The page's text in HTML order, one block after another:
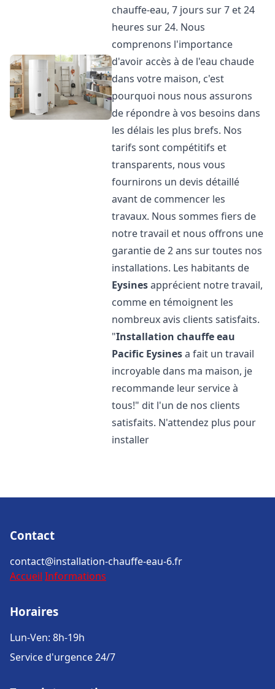
chauffe-eau, 7 jours sur 7 et 24
heures sur 24. Nous
comprenons l'importance
d'avoir accès à de l'eau chaude
dans votre maison, c'est
pourquoi nous nous assurons
de répondre à vos besoins dans
les délais les plus brefs. Nos
tarifs sont compétitifs et
transparents, nous vous
fournirons un devis détaillé
avant de commencer les
travaux. Nous sommes fiers de
notre travail et nous offrons une
garantie de 2 ans sur toutes nos
installations. Les habitants de
Eysinesapprécient notre travail,
comme en témoignent les
nombreux avis clients satisfaits.
"Installation chauffe eau
Pacific Eysinesa fait un travail
incroyable dans ma maison, je
recommande leur service à
tous!" dit l'un de nos clients
satisfaits. N'attendez plus pour
installer
Contact
contact@installation-chauffe-eau-6.fr
Accueil Informations
Horaires
Lun-Ven: 8h-19h
Service d'urgence 24/7